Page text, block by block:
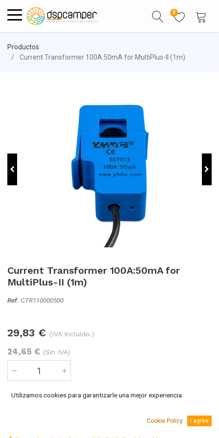
0
Productos
Current Transformer 100A:50mA for MultiPlus-II (1m)
Current Transformer 100A:50mA for
MultiPlus-II (1m)
Ref. CTR110000500
29,83 € (IVA Incluido.)
24,65 € (Sin IVA)
Añadir al carro
Utilizamos cookies para garantizarle una mejor experiencia.
Cookie Policy I agree